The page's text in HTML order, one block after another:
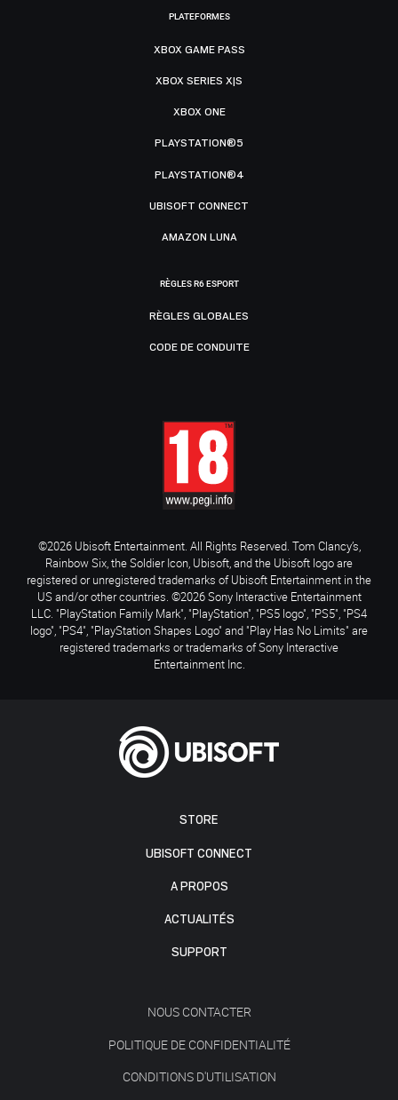
STORE
UBISOFT CONNECT
A PROPOS
ACTUALITÉS
SUPPORT
NOUS CONTACTER
POLITIQUE DE CONFIDENTIALITÉ
CONDITIONS D'UTILISATION
PLATEFORMES
XBOX GAME PASS
XBOX SERIES X|S
XBOX ONE
PLAYSTATION®5
PLAYSTATION®4
UBISOFT CONNECT
AMAZON LUNA
RÈGLES R6 ESPORT
RÈGLES GLOBALES
CODE DE CONDUITE
©2026 Ubisoft Entertainment. All Rights Reserved. Tom Clancy’s,
Rainbow Six, the Soldier Icon, Ubisoft, and the Ubisoft logo are
registered or unregistered trademarks of Ubisoft Entertainment in the
US and/or other countries. ©2026 Sony Interactive Entertainment
LLC. "PlayStation Family Mark", "PlayStation", "PS5 logo", "PS5", "PS4
logo", "PS4", "PlayStation Shapes Logo" and "Play Has No Limits" are
registered trademarks or trademarks of Sony Interactive
Entertainment Inc.